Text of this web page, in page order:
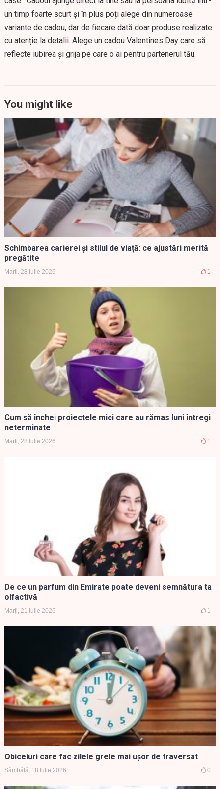
un timp foarte scurt și în plus poți alege din numeroase
variante de cadou, dar de fiecare dată doar produse realizate
cu atenție la detalii. Alege un cadou Valentines Day care să
reflecte iubirea și grija pe care o ai pentru partenerul tău.
You might like
Schimbarea carierei și stilul de viață: ce ajustări merită
pregătite
Marți, 28 Iulie 2026 1
Cum să închei proiectele mici care au rămas luni întregi
neterminate
Marți, 28 Iulie 2026 1
De ce un parfum din Emirate poate deveni semnătura ta
olfactivă
Marți, 21 Iulie 2026 1
Obiceiuri care fac zilele grele mai ușor de traversat
Sâmbătă, 18 Iulie 2026 0